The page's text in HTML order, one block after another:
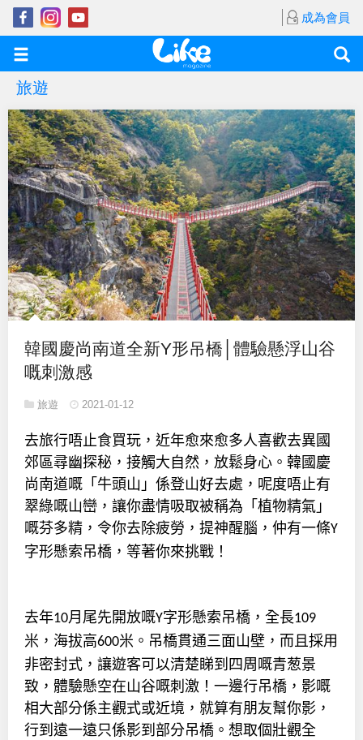
成為會員
旅遊
韓國慶尚南道全新Y形吊橋│體驗懸浮山谷
嘅刺激感
旅遊 2021-01-12
去旅行唔止食買玩，近年愈來愈多人喜歡去異國
郊區尋幽探秘，接觸大自然，放鬆身心。韓國慶
尚南道嘅「牛頭山」係登山好去處，呢度唔止有
翠綠嘅山巒，讓你盡情吸取被稱為「植物精氣」
嘅芬多精，令你去除疲勞，提神醒腦，仲有一條Y
字形懸索吊橋，等著你來挑戰！
去年10月尾先開放嘅Y字形懸索吊橋，全長109
米，海拔高600米。吊橋貫通三面山壁，而且採用
非密封式，讓遊客可以清楚睇到四周嘅青葱景
致，體驗懸空在山谷嘅刺激！一邊行吊橋，影嘅
相大部分係主觀式或近境，就算有朋友幫你影，
行到遠一遠只係影到部分吊橋。想取個壯觀全